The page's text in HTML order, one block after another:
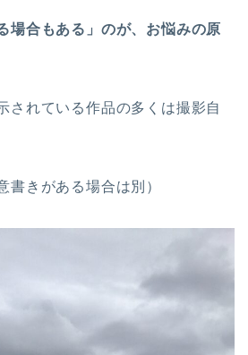
場合もある」のが、お悩みの原
されている作品の多くは撮影自
書きがある場合は別）